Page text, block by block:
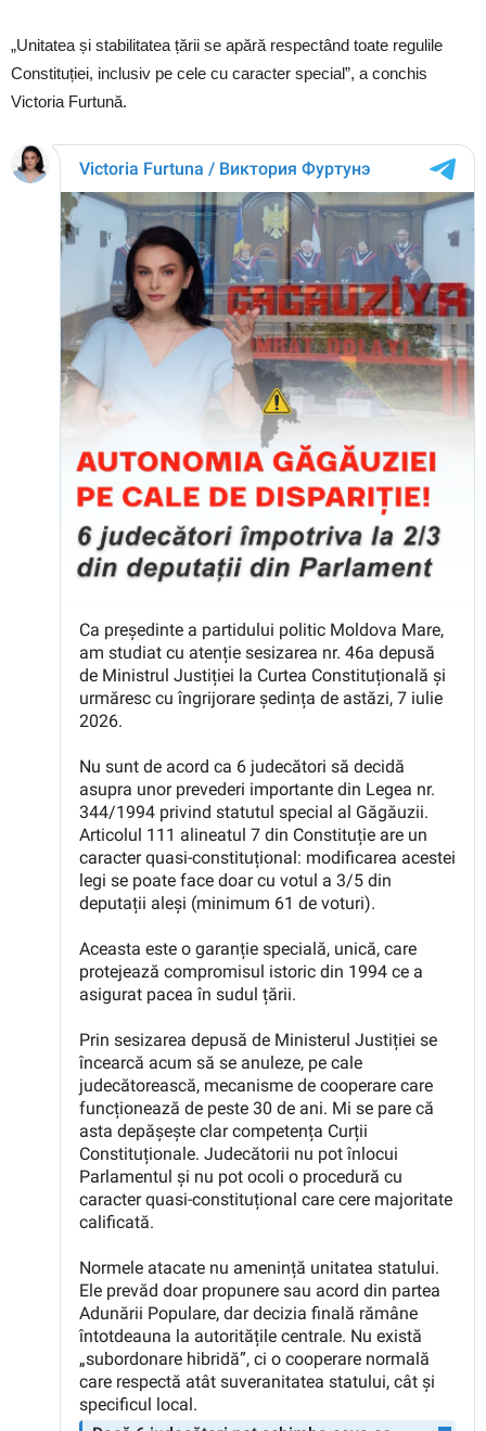
„Unitatea și stabilitatea țării se apără respectând toate regulile
Constituției, inclusiv pe cele cu caracter special”, a conchis
Victoria Furtună.